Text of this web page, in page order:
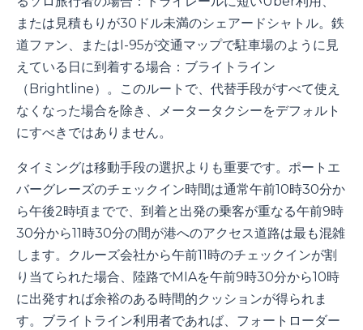
または見積もりが30ドル未満のシェアードシャトル。鉄
道ファン、またはI-95が交通マップで駐車場のように見
えている日に到着する場合：ブライトライン
（Brightline）。このルートで、代替手段がすべて使え
なくなった場合を除き、メータータクシーをデフォルト
にすべきではありません。
タイミングは移動手段の選択よりも重要です。ポートエ
バーグレーズのチェックイン時間は通常午前10時30分か
ら午後2時頃までで、到着と出発の乗客が重なる午前9時
30分から11時30分の間が港へのアクセス道路は最も混雑
します。クルーズ会社から午前11時のチェックインが割
り当てられた場合、陸路でMIAを午前9時30分から10時
に出発すれば余裕のある時間的クッションが得られま
す。ブライトライン利用者であれば、フォートローダー